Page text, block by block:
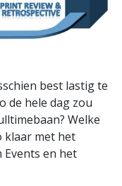
best lastig te
de hele dag zou
Welke
klaar met het
Events en het